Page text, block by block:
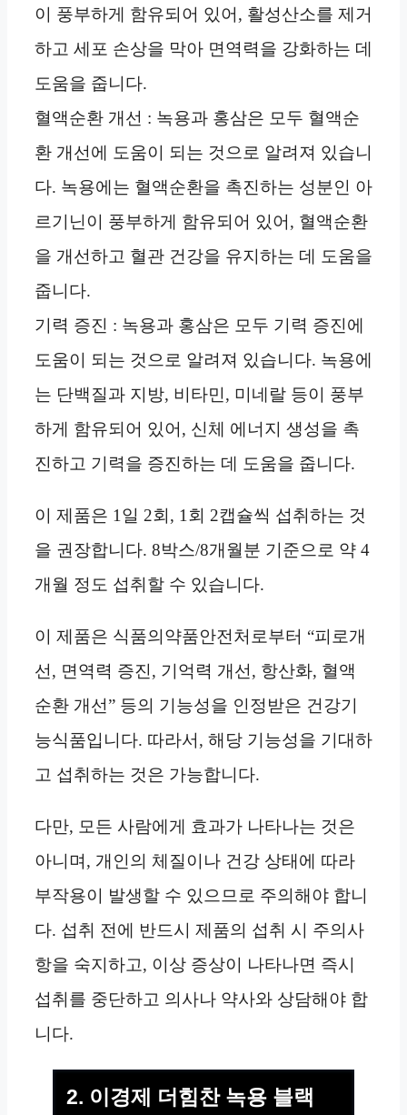
이 풍부하게 함유되어 있어, 활성산소를 제거
하고 세포 손상을 막아 면역력을 강화하는 데
도움을 줍니다.
혈액순환 개선 : 녹용과 홍삼은 모두 혈액순
환 개선에 도움이 되는 것으로 알려져 있습니
다. 녹용에는 혈액순환을 촉진하는 성분인 아
르기닌이 풍부하게 함유되어 있어, 혈액순환
을 개선하고 혈관 건강을 유지하는 데 도움을
줍니다.
기력 증진 : 녹용과 홍삼은 모두 기력 증진에
도움이 되는 것으로 알려져 있습니다. 녹용에
는 단백질과 지방, 비타민, 미네랄 등이 풍부
하게 함유되어 있어, 신체 에너지 생성을 촉
진하고 기력을 증진하는 데 도움을 줍니다.
이 제품은 1일 2회, 1회 2캡슐씩 섭취하는 것
을 권장합니다. 8박스/8개월분 기준으로 약 4
개월 정도 섭취할 수 있습니다.
이 제품은 식품의약품안전처로부터 “피로개
선, 면역력 증진, 기억력 개선, 항산화, 혈액
순환 개선” 등의 기능성을 인정받은 건강기
능식품입니다. 따라서, 해당 기능성을 기대하
고 섭취하는 것은 가능합니다.
다만, 모든 사람에게 효과가 나타나는 것은
아니며, 개인의 체질이나 건강 상태에 따라
부작용이 발생할 수 있으므로 주의해야 합니
다. 섭취 전에 반드시 제품의 섭취 시 주의사
항을 숙지하고, 이상 증상이 나타나면 즉시
섭취를 중단하고 의사나 약사와 상담해야 합
니다.
2. 이경제 더힘찬 녹용 블랙